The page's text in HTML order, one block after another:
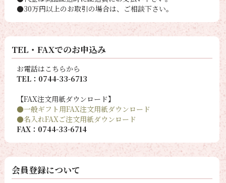
●30万円以上のお取引の場合は、ご相談下さい。
TEL・FAXでのお申込み
お電話はこちらから
TEL：0744-33-6713
【FAX注文用紙ダウンロード】
●一般ギフト用FAX注文用紙ダウンロード
●名入れFAXご注文用紙ダウンロード
FAX：0744-33-6714
会員登録について